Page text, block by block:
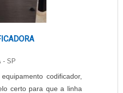
- SP
codificador,
certo para que a linha